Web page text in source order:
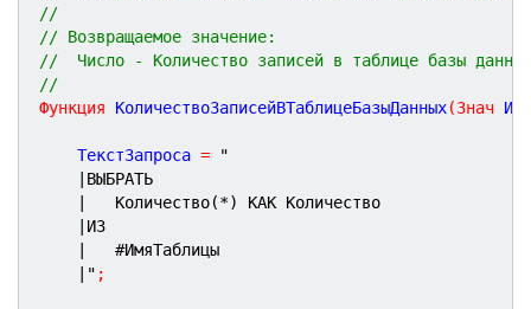
//
// Возвращаемое значение:
//  Число - Количество записей в таблице базы
//
Функция
КоличествоЗаписейВТаблицеБазыДанных(Знач
	ТекстЗапроса
=
"
|ВЫБРАТЬ
|	Количество(*) КАК Количество
|ИЗ
|	#ИмяТаблицы
|" ;